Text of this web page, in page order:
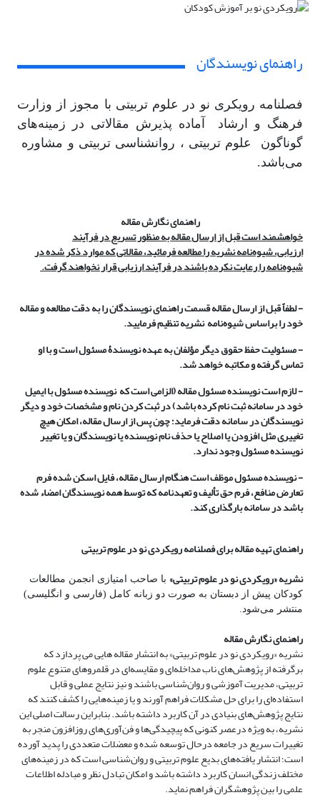
راهنمای نویسندگان
فصلنامه رویکری نو در علوم تربیتی با مجوز از وزارت
فرهنگ و ارشاد آماده پذیرش مقالاتی در زمینه‌های
گوناگون علوم تربیتی ، روانشناسی تربیتی و مشاوره
می‌باشد.
راهنمای نگارش مقاله
خواهشمند است قبل از ارسال مقاله به منظور تسریع در فرآیند
ارزیابی، شیوه‌نامه نشریه را مطالعه فرمائید، مقالاتی که موارد ذکر شده در
شیوه‌نامه را رعایت نکرده باشند در فرآیند ارزیابی قرار نخواهند گرفت.
- لطفاً قبل از ارسال مقاله قسمت راهنمای نویسندگان را به دقت مطالعه و مقاله
خود را براساس شیوه‌نامه نشریه تنظیم فرمایید.
- مسئولیت حفظ حقوق دیگر مؤلفان به­ عهده نویسندۀ مسئول است و با او
تماس گرفته و مکاتبه خواهد شد.
- لازم است نویسنده مسئول مقاله (الزامی است که نویسنده مسئول با ایمیل
خود در سامانه ثبت نام کرده باشد) در ثبت کردن نام و مشخصات خود و دیگر
نویسندگان در سامانه دقت فرماید؛ چون پس از ارسال مقاله، امکان هیچ
تغییری مثل افزودن یا اصلاح یا حذف نام نویسنده یا نویسندگان و یا تغییر
نویسنده مسئول وجود ندارد.
- نویسنده مسئول موظف است هنگام ارسال مقاله، فایل اسکن شده فرم
تعارض منافع، فرم حق تألیف و تعهدنامه که توسط همه نویسندگان امضاء شده
باشد در سامانه بارگذاری کند.
راهنمای تهیه مقاله برای فصلنامه رویکردی نو در علوم تربیتی
نشریه «رویکردی نو در علوم تربیتی» با صاحب امتیازی انجمن مطالعات
کودکان پیش از دبستان به صورت دو زبانه کامل (فارسی و انگلیسی)
منتشر می‌شود.
راهنمای نگارش مقاله
نشریه «رویکردی نو در علوم تربیتی» به انتشار مقاله ­هایی می ­پردازد که
برگرفته از پژوهش­‌های ناب مداخله­‌ای و مقایسه‌­ای در قلمرو­های متنوع علوم
تربیتی، مدیریت آموزشی و روان‌شناسی باشند و نیز نتایج عملی و قابل
استفاده‌ای را برای حل مشکلات فراهم آورند و یا زمینه‌هایی را کشف کنند که
نتایج پژوهش‌­های بنیادی در آن کاربرد داشته باشد. بنابراین رسالت اصلی این
نشریه، به­ ویژه درعصر کنونی که پیچیدگی‌­ها و فن‌آوری‌های روزافزون منجر به
تغییرات سریع در جامعه درحال توسعه شده و معضلات متعددی را پدید آورده
است؛ انتشار یافته‌های بدیع علوم تربیتی و روان‌شناسی است که در زمینه‌های
مختلف زندگی انسان کاربرد داشته باشد و امکان تبادل نظر و مبادله اطلاعات
علمی را بین پژوهشگران فراهم نماید.